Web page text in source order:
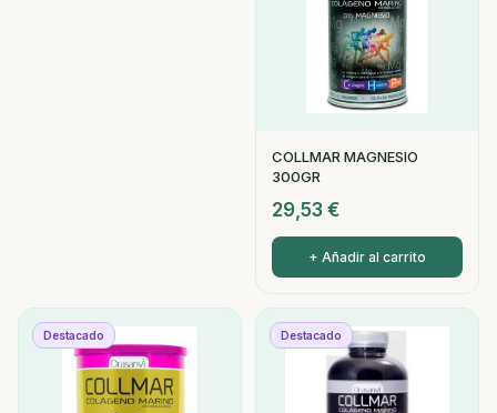
COLLMAR MAGNESIO
300GR
29,53 €
+ Añadir al carrito
Destacado Destacado